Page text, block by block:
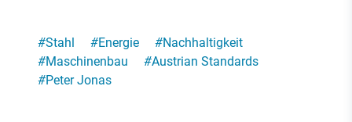
#Stahl #Energie #Nachhaltigkeit
#Maschinenbau #Austrian Standards
#Peter Jonas